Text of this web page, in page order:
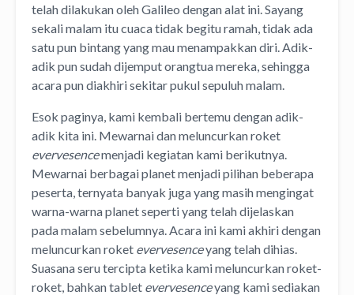
telah dilakukan oleh Galileo dengan alat ini. Sayang
sekali malam itu cuaca tidak begitu ramah, tidak ada
satu pun bintang yang mau menampakkan diri. Adik-
adik pun sudah dijemput orangtua mereka, sehingga
acara pun diakhiri sekitar pukul sepuluh malam.
Esok paginya, kami kembali bertemu dengan adik-
adik kita ini. Mewarnai dan meluncurkan roket
evervesencemenjadi kegiatan kami berikutnya.
Mewarnai berbagai planet menjadi pilihan beberapa
peserta, ternyata banyak juga yang masih mengingat
warna-warna planet seperti yang telah dijelaskan
pada malam sebelumnya. Acara ini kami akhiri dengan
meluncurkan roket evervesenceyang telah dihias.
Suasana seru tercipta ketika kami meluncurkan roket-
roket, bahkan tablet evervesenceyang kami sediakan